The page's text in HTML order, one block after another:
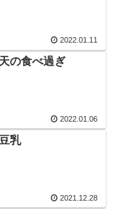
2022.01.11
の食べ過ぎ
2022.01.06
乳
2021.12.28